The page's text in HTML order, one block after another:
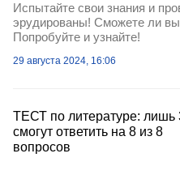
Испытайте свои знания и
эрудированы! Сможете ли
Попробуйте и узнайте!
29 августа 2024, 16:06
ТЕСТ по литературе: лишь
смогут ответить на 8 из 8
вопросов